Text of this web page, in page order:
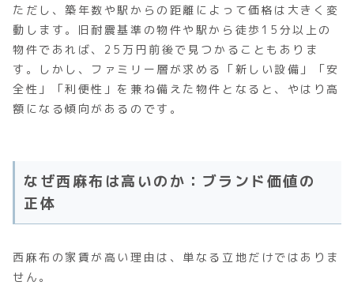
ただし、築年数や駅からの距離によって価格は大きく変
動します。旧耐震基準の物件や駅から徒歩15分以上の
物件であれば、25万円前後で見つかることもありま
す。しかし、ファミリー層が求める「新しい設備」「安
全性」「利便性」を兼ね備えた物件となると、やはり高
額になる傾向があるのです。
なぜ西麻布は高いのか：ブランド価値の
正体
西麻布の家賃が高い理由は、単なる立地だけではありま
せん。